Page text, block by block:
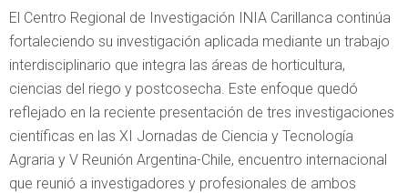
El Centro Regional de Investigación INIA Carillanca continúa
fortaleciendo su investigación aplicada mediante un trabajo
interdisciplinario que integra las áreas de horticultura,
ciencias del riego y postcosecha. Este enfoque quedó
reflejado en la reciente presentación de tres investigaciones
científicas en las XI Jornadas de Ciencia y Tecnología
Agraria y V Reunión Argentina-Chile, encuentro internacional
que reunió a investigadores y profesionales de ambos